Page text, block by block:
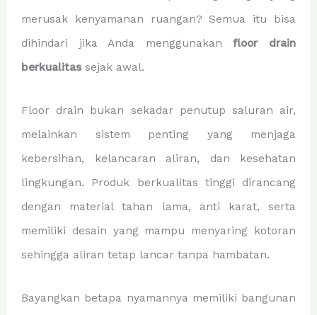
merusak kenyamanan ruangan? Semua itu bisa
dihindari jika Anda menggunakanfloor drain
berkualitassejak awal.
Floor drain bukan sekadar penutup saluran air,
melainkan sistem penting yang menjaga
kebersihan, kelancaran aliran, dan kesehatan
lingkungan. Produk berkualitas tinggi dirancang
dengan material tahan lama, anti karat, serta
memiliki desain yang mampu menyaring kotoran
sehingga aliran tetap lancar tanpa hambatan.
Bayangkan betapa nyamannya memiliki bangunan